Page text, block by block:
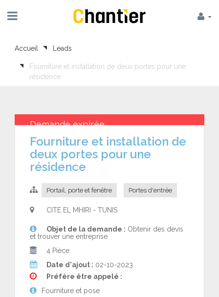
Accueil Leads
Fourniture et installation de deux portes pour une
résidence
Demande expirée
Fourniture et installation de
deux portes pour une
résidence
Portail, porte et fenêtre Portes d'entrée
CITE EL MHIRI - TUNIS
Objet de la demande : Obtenir des devis
et trouver une entreprise
4 Pièce
Date d'ajout : 02-10-2023
Préfère être appelé :
Fourniture et pose